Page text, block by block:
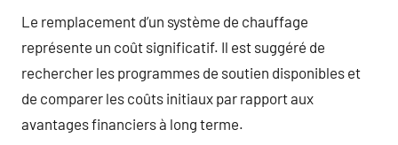
Le remplacement d’un système de chauffage
représente un coût significatif. Il est suggéré de
rechercher les programmes de soutien disponibles et
de comparer les coûts initiaux par rapport aux
avantages financiers à long terme.